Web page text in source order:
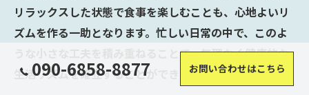
リラックスした状態で食事を楽しむことも、心地よいリ
ズムを作る一助となります。忙しい日常の中で、このよ
うな小さな工夫を積み重ねることで、無理なく健康的な
生活リズムを確立することができるでしょう。
090-6858-8877 お問い合わせはこちら